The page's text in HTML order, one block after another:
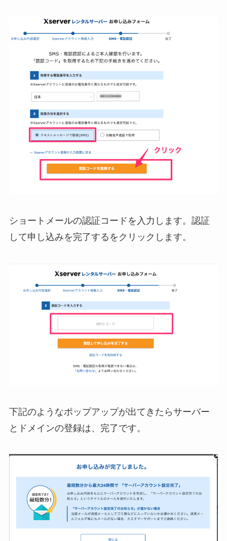
ショートメールの認証コードを入力します。認証
して申し込みを完了するをクリックします。
下記のようなポップアップが出てきたらサーバー
とドメインの登録は、完了です。